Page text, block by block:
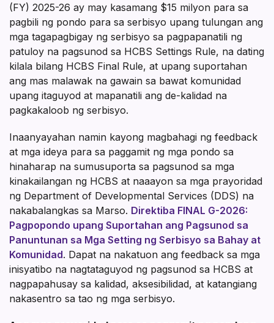
(FY) 2025-26 ay may kasamang $15 milyon para sa
pagbili ng pondo para sa serbisyo upang tulungan ang
mga tagapagbigay ng serbisyo sa pagpapanatili ng
patuloy na pagsunod sa HCBS Settings Rule, na dating
kilala bilang HCBS Final Rule, at upang suportahan
ang mas malawak na gawain sa bawat komunidad
upang itaguyod at mapanatili ang de-kalidad na
pagkakaloob ng serbisyo.
Inaanyayahan namin kayong magbahagi ng feedback
at mga ideya para sa paggamit ng mga pondo sa
hinaharap na sumusuporta sa pagsunod sa mga
kinakailangan ng HCBS at naaayon sa mga prayoridad
ng Department of Developmental Services (DDS) na
nakabalangkas sa Marso. Direktiba FINAL G-2026:
Pagpopondo upang Suportahan ang Pagsunod sa
Panuntunan sa Mga Setting ng Serbisyo sa Bahay at
Komunidad. Dapat na nakatuon ang feedback sa mga
inisyatibo na nagtataguyod ng pagsunod sa HCBS at
nagpapahusay sa kalidad, aksesibilidad, at katangiang
nakasentro sa tao ng mga serbisyo.